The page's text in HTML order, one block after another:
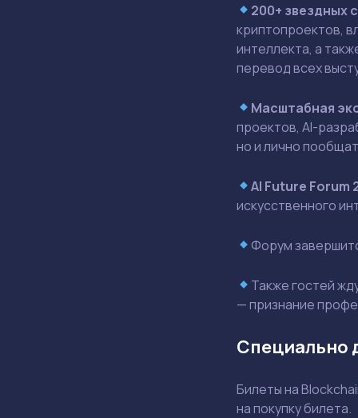
200+ звездных
криптопроектов,
интеллекта, а
перевод всех
Масштабная
проектов, AI-
но и лично
AI Future Forum
искусственного
Форум
Также гостей
— признание
Специально
Билеты на
на покупку билета.